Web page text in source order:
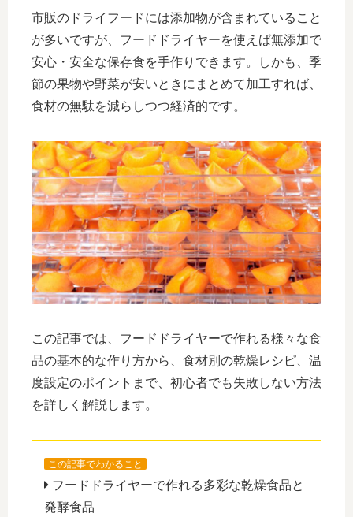
市販のドライフードには添加物が含まれていること
が多いですが、フードドライヤーを使えば無添加で
安心・安全な保存食を手作りできます。しかも、季
節の果物や野菜が安いときにまとめて加工すれば、
食材の無駄を減らしつつ経済的です。
この記事では、フードドライヤーで作れる様々な食
品の基本的な作り方から、食材別の乾燥レシピ、温
度設定のポイントまで、初心者でも失敗しない方法
を詳しく解説します。
この記事でわかること
フードドライヤーで作れる多彩な乾燥食品と
発酵食品